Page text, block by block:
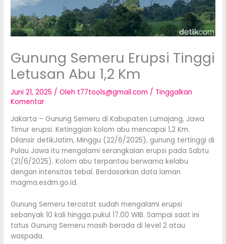
Gunung Semeru Erupsi Tinggi
Letusan Abu 1,2 Km
Juni 21, 2025 / Oleh t77tools@gmail.com / Tinggalkan
Komentar
Jakarta – Gunung Semeru di Kabupaten Lumajang, Jawa
Timur erupsi. Ketinggian kolom abu mencapai 1,2 Km.
Dilansir detikJatim, Minggu (22/6/2025), gunung tertinggi di
Pulau Jawa itu mengalami serangkaian erupsi pada Sabtu
(21/6/2025). Kolom abu terpantau berwarna kelabu
dengan intensitas tebal. Berdasarkan data laman
magma.esdm.go.id.
Gunung Semeru tercatat sudah mengalami erupsi
sebanyak 10 kali hingga pukul 17.00 WIB. Sampai saat ini
tatus Gunung Semeru masih berada di level 2 atau
waspada.